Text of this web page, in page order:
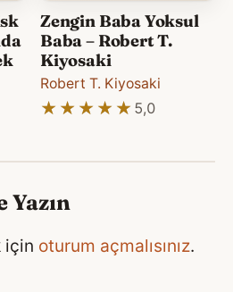
Zengin Baba Yoksul
Baba – Robert T.
Kiyosaki
Robert T. Kiyosaki
★★★★★
★★★★★ 5,0
Yazın
için oturum açmalısınız.